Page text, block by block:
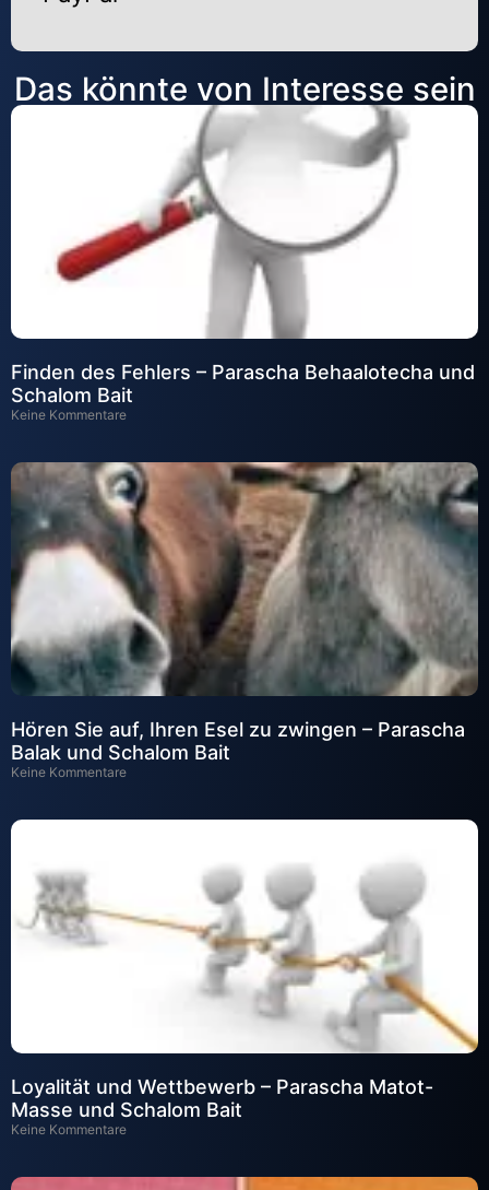
Alternative:
Das könnte von Interesse sein
Finden des Fehlers – Parascha Behaalotecha und
Schalom Bait
Keine Kommentare
Hören Sie auf, Ihren Esel zu zwingen – Parascha
Balak und Schalom Bait
Keine Kommentare
Loyalität und Wettbewerb – Parascha Matot-
Masse und Schalom Bait
Keine Kommentare